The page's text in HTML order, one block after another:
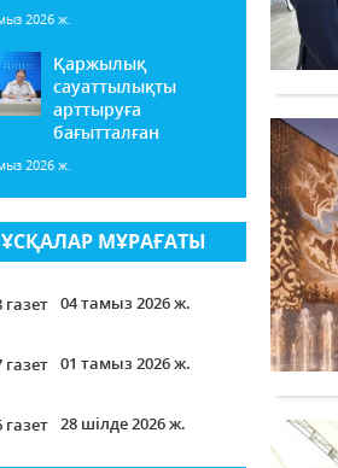
2026 ж.
Қаржылық
сауаттылықты
арттыруға
бағытталған
2026 ж.
МҰРАҒАТЫ
04 тамыз 2026 ж.
01 тамыз 2026 ж.
28 шілде 2026 ж.